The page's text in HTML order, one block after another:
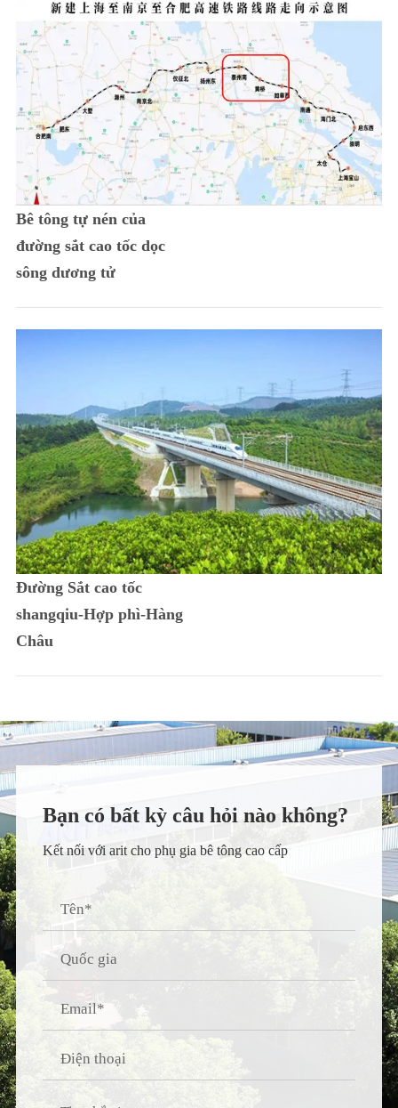
Bê tông tự nén của
đường sắt cao tốc dọc
sông dương tử
Đường Sắt cao tốc
shangqiu-Hợp phì-Hàng
Châu
Bạn có bất kỳ câu hỏi nào không?
Kết nối với arit cho phụ gia bê tông cao cấp